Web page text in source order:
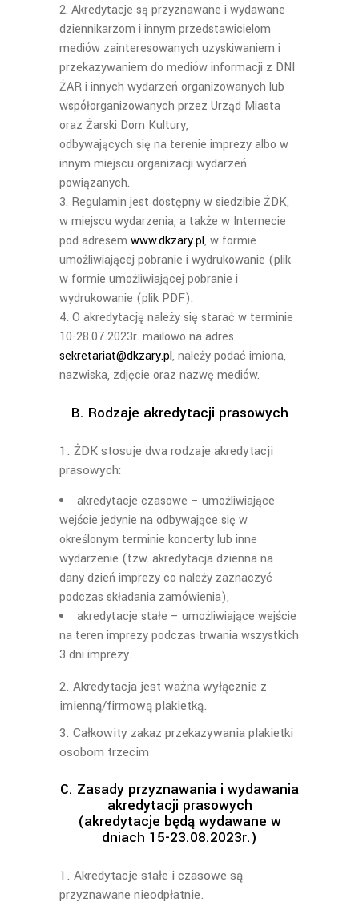
Akredytacje są przyznawane i wydawane
dziennikarzom i innym przedstawicielom
mediów zainteresowanych uzyskiwaniem i
przekazywaniem do mediów informacji z DNI
ŻAR i innych wydarzeń organizowanych lub
współorganizowanych przez Urząd Miasta
oraz Żarski Dom Kultury,
odbywających się na terenie imprezy albo w
innym miejscu organizacji wydarzeń
powiązanych.
Regulamin jest dostępny w siedzibie ŻDK,
w miejscu wydarzenia, a także w Internecie
pod adresem www.dkzary.pl, w formie
umożliwiającej pobranie i wydrukowanie (plik
w formie umożliwiającej pobranie i
wydrukowanie (plik PDF).
O akredytację należy się starać w terminie
10-28.07.2023r. mailowo na adres
sekretariat@dkzary.pl, należy podać imiona,
nazwiska, zdjęcie oraz nazwę mediów.
B. Rodzaje akredytacji prasowych
1. ŻDK stosuje dwa rodzaje akredytacji
prasowych:
akredytacje czasowe – umożliwiające
wejście jedynie na odbywające się w
określonym terminie koncerty lub inne
wydarzenie (tzw. akredytacja dzienna na
dany dzień imprezy co należy zaznaczyć
podczas składania zamówienia),
akredytacje stałe – umożliwiające wejście
na teren imprezy podczas trwania wszystkich
3 dni imprezy.
2. Akredytacja jest ważna wyłącznie z
imienną/firmową plakietką.
3. Całkowity zakaz przekazywania plakietki
osobom trzecim
C. Zasady przyznawania i wydawania
akredytacji prasowych
(akredytacje będą wydawane w
dniach 15-23.08.2023r.)
1. Akredytacje stałe i czasowe są
przyznawane nieodpłatnie.